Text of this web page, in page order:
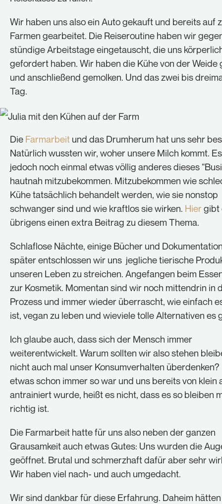
Wir haben uns also ein Auto gekauft und bereits auf
Farmen gearbeitet. Die Reiseroutine haben wir
stündige Arbeitstage eingetauscht, die uns
gefordert haben. Wir haben die Kühe von der Weide
und anschließend gemolken. Und das zwei bis
Tag.
Die Farmarbeit und das Drumherum hat uns sehr
Natürlich wussten wir, woher unsere Milch kommt.
jedoch noch einmal etwas völlig anderes dieses
hautnah mitzubekommen. Mitzubekommen wie
Kühe tatsächlich behandelt werden, wie sie nonstop
schwanger sind und wie kraftlos sie wirken. Hier gibt
übrigens einen extra Beitrag zu diesem Thema.
Schlaflose Nächte, einige Bücher und
später entschlossen wir uns jegliche tierische
unseren Leben zu streichen. Angefangen beim
zur Kosmetik. Momentan sind wir noch mittendrin in
Prozess und immer wieder überrascht, wie einfach
ist, vegan zu leben und wieviele tolle Alternativen es
Ich glaube auch, dass sich der Mensch immer
weiterentwickelt. Warum sollten wir also stehen
nicht auch mal unser Konsumverhalten
etwas schon immer so war und uns bereits von klein
antrainiert wurde, heißt es nicht, dass es so bleiben
richtig ist.
Die Farmarbeit hatte für uns also neben der ganzen
Grausamkeit auch etwas Gutes: Uns wurden die
geöffnet. Brutal und schmerzhaft dafür aber sehr
Wir haben viel nach- und auch umgedacht.
Wir sind dankbar für diese Erfahrung. Daheim